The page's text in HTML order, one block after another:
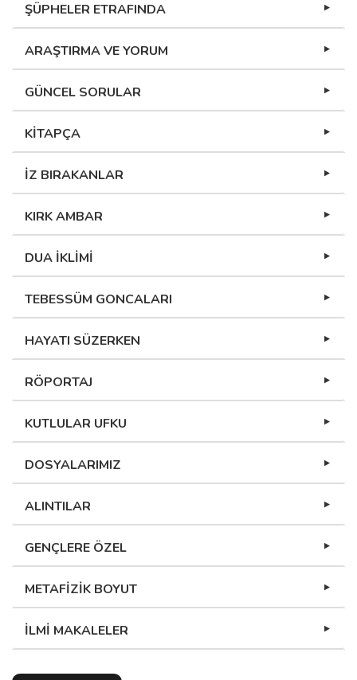
ŞÜPHELER ETRAFINDA
ARAŞTIRMA VE YORUM
GÜNCEL SORULAR
KİTAPÇA
İZ BIRAKANLAR
KIRK AMBAR
DUA İKLİMİ
TEBESSÜM GONCALARI
HAYATI SÜZERKEN
RÖPORTAJ
KUTLULAR UFKU
DOSYALARIMIZ
ALINTILAR
GENÇLERE ÖZEL
METAFİZİK BOYUT
İLMİ MAKALELER